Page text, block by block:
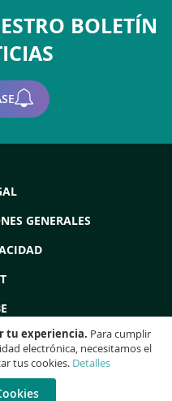
tu experiencia. Para cumplir
electrónica, necesitamos el
tus cookies. Detalles
BOLETÍN
GENERALES
Usadas - Revisiones -